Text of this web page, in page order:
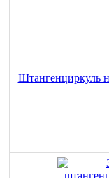
Штангенциркуль